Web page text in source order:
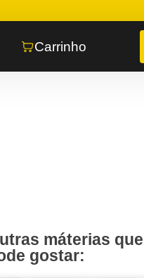
Carrinho
máterias
gostar: